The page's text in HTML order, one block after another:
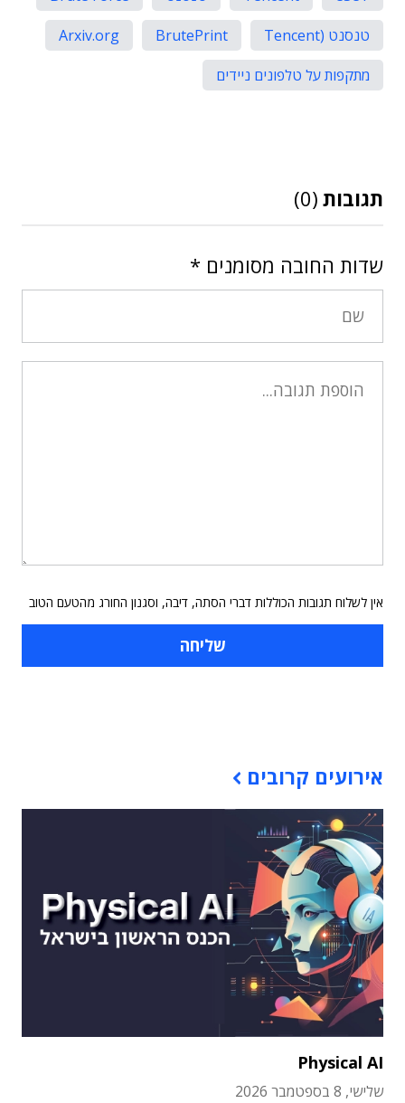
טנסנט (Tencent
BrutePrint
Arxiv.org
מתקפות על טלפונים ניידים
תגובות (0)
שדות החובה מסומנים *
אין לשלוח תגובות הכוללות דברי הסתה, דיבה, וסגנון החורג מהטעם הטוב
אירועים קרובים
Physical AI
שלישי, 8 בספטמבר 2026